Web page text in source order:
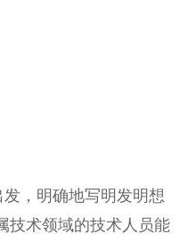
，明确地写明发明想
技术领域的技术人员能